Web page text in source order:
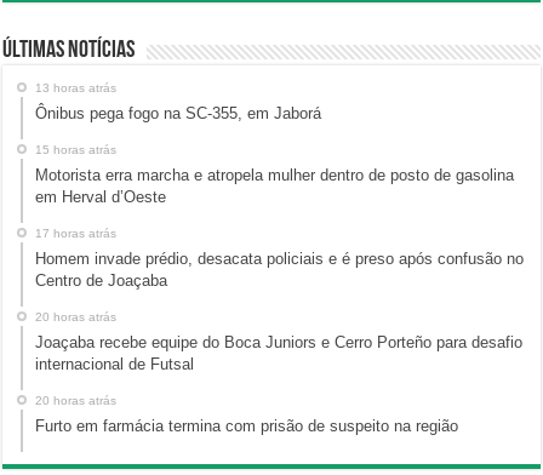
Últimas Notícias
13 horas atrás
Ônibus pega fogo na SC-355, em Jaborá
15 horas atrás
Motorista erra marcha e atropela mulher dentro de posto de gasolina
em Herval d’Oeste
17 horas atrás
Homem invade prédio, desacata policiais e é preso após confusão no
Centro de Joaçaba
20 horas atrás
Joaçaba recebe equipe do Boca Juniors e Cerro Porteño para desafio
internacional de Futsal
20 horas atrás
Furto em farmácia termina com prisão de suspeito na região